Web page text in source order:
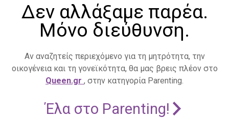
Δεν αλλάξαμε παρέα.
Μόνο διεύθυνση.
Αν αναζητείς περιεχόμενο για τη μητρότητα, την
οικογένεια και τη γονεϊκότητα, θα μας βρεις πλέον στο
Queen.gr , στην κατηγορία Parenting.
Έλα στο Parenting!